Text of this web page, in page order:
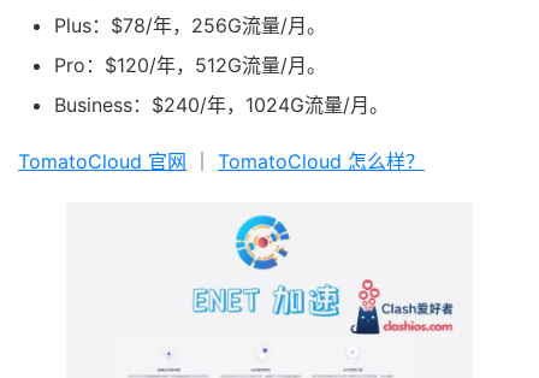
Plus：$78/年，256G流量/月。
Pro：$120/年，512G流量/月。
Business：$240/年，1024G流量/月。
TomatoCloud 官网 TomatoCloud 怎么样？